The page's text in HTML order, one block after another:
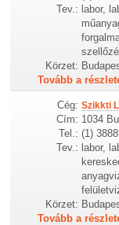
Tev.: labor,
Körzet:
Tovább a
Cég: Szikkti
Cím: 1034
Tel.: (1)
Tev.: labor,
Körzet:
Tovább a